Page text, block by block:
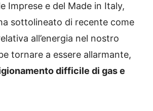
Imprese e del Made in Italy,
sottolineato di recente come
all’energia nel nostro
tornare a essere allarmante,
difficile di gas e